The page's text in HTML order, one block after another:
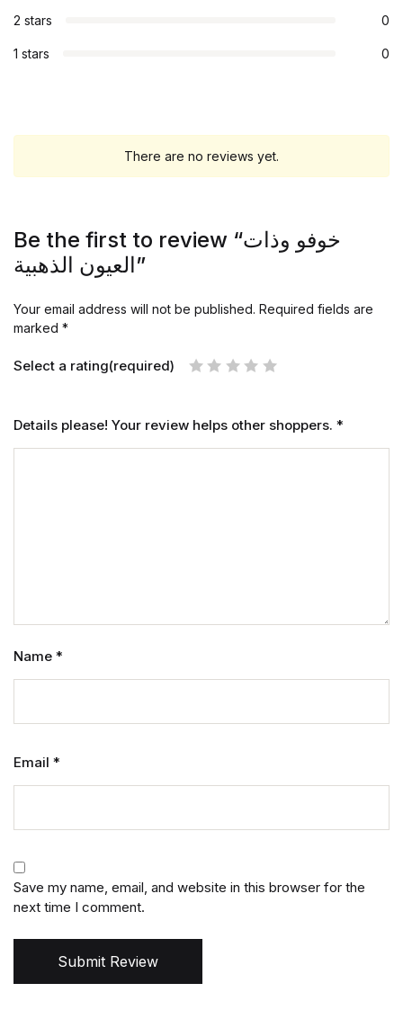
2 stars 0
1 stars 0
There are no reviews yet.
Be the first to review “خوفو وذات
العيون الذهبية”
Your email address will not be published. Required fields are
marked *
Select a rating(required)
Details please! Your review helps other shoppers. *
Name *
Email *
Save my name, email, and website in this browser for the
next time I comment.
Submit Review